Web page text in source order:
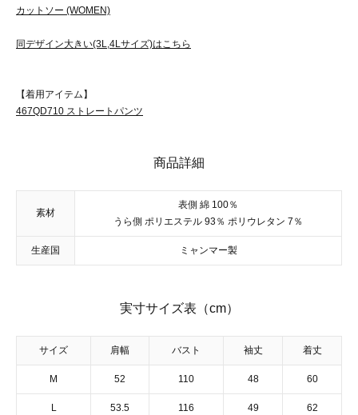
カットソー (WOMEN)
同デザイン大きい(3L,4Lサイズ)はこちら
【着用アイテム】
467QD710 ストレートパンツ
商品詳細
素材
表側 綿 100％
うら側 ポリエステル 93％ ポリウレタン 7％
生産国 ミャンマー製
実寸サイズ表（cm）
サイズ 肩幅 バスト 袖丈 着丈
M 52 110 48 60
L 53.5 116 49 62